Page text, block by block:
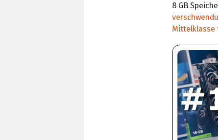
8 GB
Mittelklasse